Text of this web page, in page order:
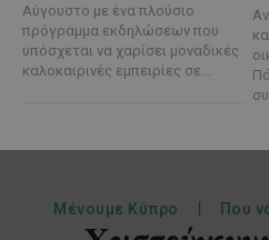
Αύγουστο με ένα πλούσιο
πρόγραμμα εκδηλώσεων που
υπόσχεται να χαρίσει μοναδικές
καλοκαιρινές εμπειρίες σε...